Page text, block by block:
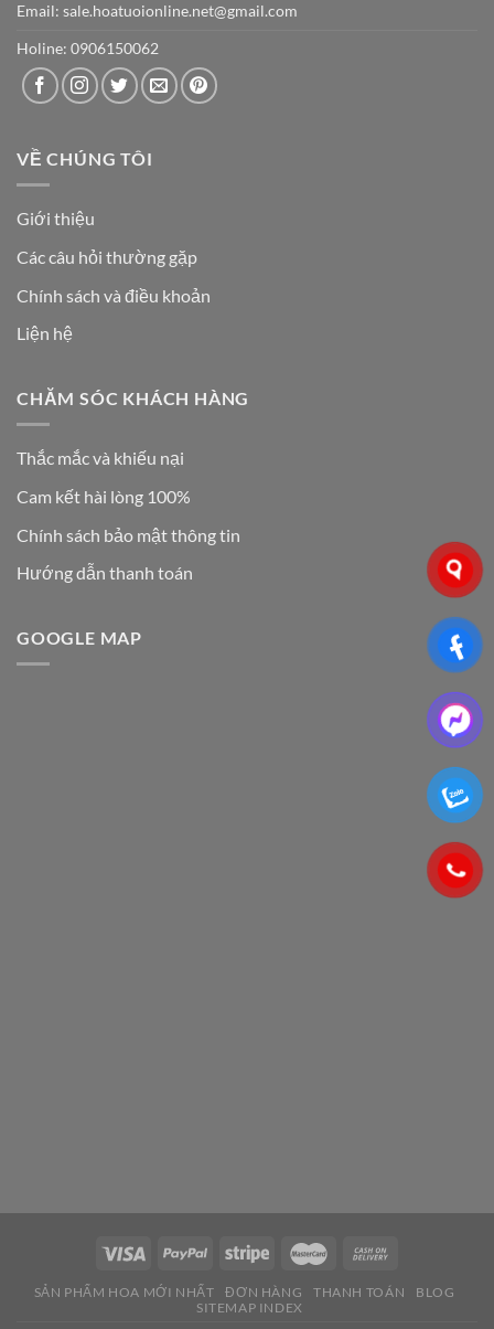
Email: sale.hoatuoionline.net@gmail.com
Holine: 0906150062
VỀ CHÚNG TÔI
Giới thiệu
Các câu hỏi thường gặp
Chính sách và điều khoản
Liện hệ
CHĂM SÓC KHÁCH HÀNG
Thắc mắc và khiếu nại
Cam kết hài lòng 100%
Chính sách bảo mật thông tin
Hướng dẫn thanh toán
GOOGLE MAP
SẢN PHẨM HOA MỚI NHẤT ĐƠN HÀNG THANH TOÁN
BLOG
SITEMAP INDEX